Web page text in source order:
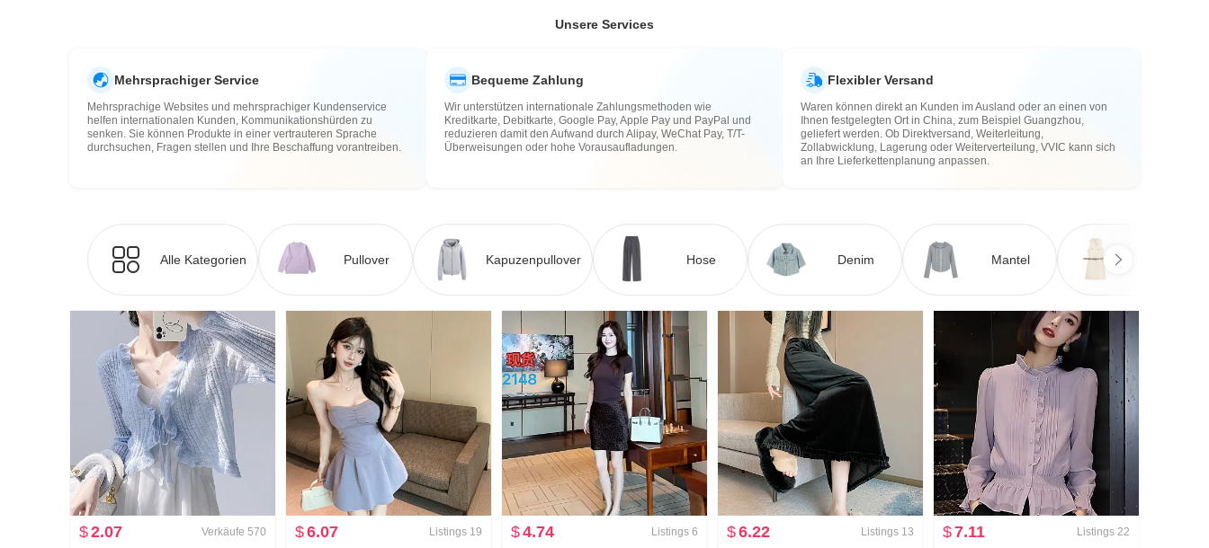
zusätzlich Risiken bei Qualität,
Unsere Services
Mehrsprachiger Service
Mehrsprachige Websites und mehrsprachiger Kundenservice
helfen internationalen Kunden, Kommunikationshürden zu
senken. Sie können Produkte in einer vertrauteren Sprache
durchsuchen, Fragen stellen und Ihre Beschaffung vorantreiben.
Bequeme Zahlung
Wir unterstützen internationale Zahlungsmethoden wie
Kreditkarte, Debitkarte, Google Pay, Apple Pay und PayPal und
reduzieren damit den Aufwand durch Alipay, WeChat Pay, T/T-
Überweisungen oder hohe Vorausaufladungen.
Flexibler Versand
Waren können direkt an Kunden im Ausland oder an einen von
Ihnen festgelegten Ort in China, zum Beispiel Guangzhou,
geliefert werden. Ob Direktversand, Weiterleitung,
Zollabwicklung, Lagerung oder Weiterverteilung, VVIC kann sich
an Ihre Lieferkettenplanung anpassen.
Alle Kategorien Pullover Kapuzenpullover Hose Denim Mantel
$2.07 Verkäufe 570
$6.07 Listings 19
$4.74 Listings 6
$6.22 Listings 13
$7.11 Listings 22